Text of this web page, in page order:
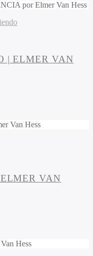
por Elmer Van Hess
| ELMER VAN
Van Hess
VAN
Hess